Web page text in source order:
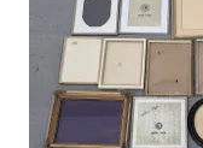
Ersättning om